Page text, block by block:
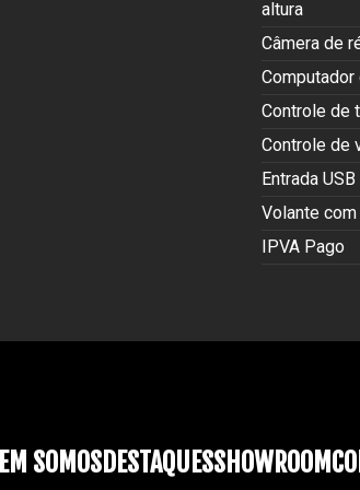
altura
Câmera de
Computador
Controle de
Controle de
Entrada USB
Volante
IPVA Pago
SOMOS DESTAQUESSHOWROOM